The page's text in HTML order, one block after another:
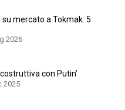
mercato a Tokmak: 5
2026
con Putin’
2025